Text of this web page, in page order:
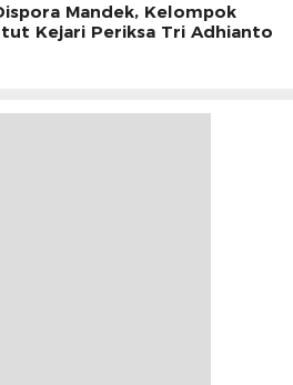
Mandek, Kelompok
Kejari Periksa Tri Adhianto